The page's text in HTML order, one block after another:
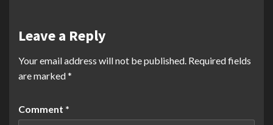
Leave a Reply
Your email address will not be published. Required fields
are marked*
Comment *